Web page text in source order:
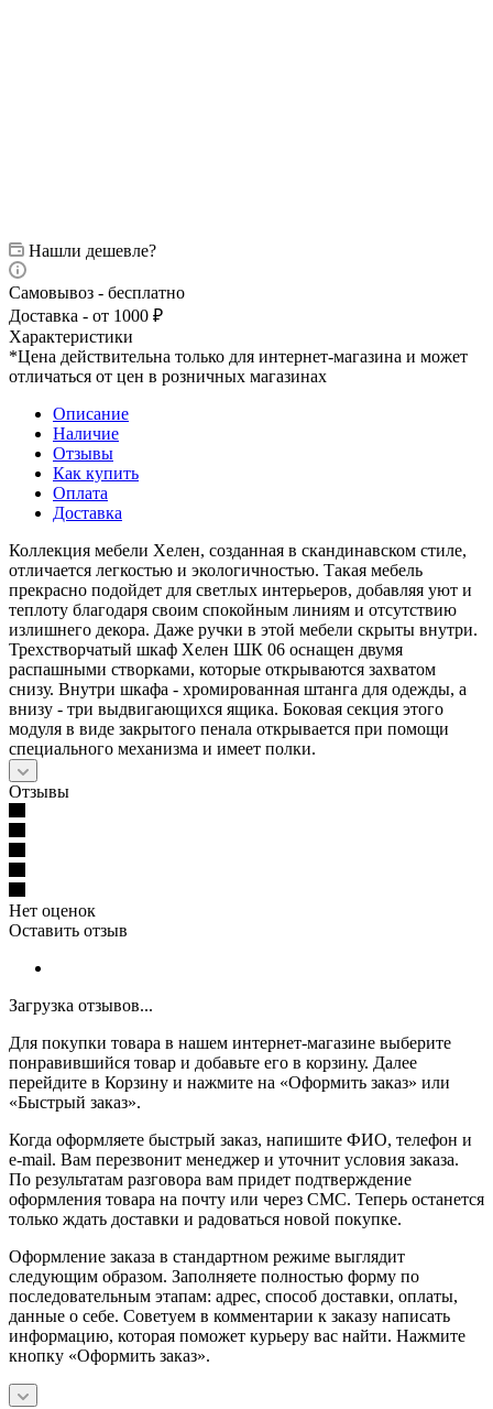
Нашли дешевле?
Самовывоз - бесплатно
Доставка - от 1000 ₽
Характеристики
*Цена действительна только для интернет-магазина и может
отличаться от цен в розничных магазинах
Описание
Наличие
Отзывы
Как купить
Оплата
Доставка
Коллекция мебели Хелен, созданная в скандинавском стиле,
отличается легкостью и экологичностью. Такая мебель
прекрасно подойдет для светлых интерьеров, добавляя уют и
теплоту благодаря своим спокойным линиям и отсутствию
излишнего декора. Даже ручки в этой мебели скрыты внутри.
Трехстворчатый шкаф Хелен ШК 06 оснащен двумя
распашными створками, которые открываются захватом
снизу. Внутри шкафа - хромированная штанга для одежды, а
внизу - три выдвигающихся ящика. Боковая секция этого
модуля в виде закрытого пенала открывается при помощи
специального механизма и имеет полки.
Отзывы
Нет оценок
Оставить отзыв
Загрузка отзывов...
Для покупки товара в нашем интернет-магазине выберите
понравившийся товар и добавьте его в корзину. Далее
перейдите в Корзину и нажмите на «Оформить заказ» или
«Быстрый заказ».
Когда оформляете быстрый заказ, напишите ФИО, телефон и
e-mail. Вам перезвонит менеджер и уточнит условия заказа.
По результатам разговора вам придет подтверждение
оформления товара на почту или через СМС. Теперь останется
только ждать доставки и радоваться новой покупке.
Оформление заказа в стандартном режиме выглядит
следующим образом. Заполняете полностью форму по
последовательным этапам: адрес, способ доставки, оплаты,
данные о себе. Советуем в комментарии к заказу написать
информацию, которая поможет курьеру вас найти. Нажмите
кнопку «Оформить заказ».